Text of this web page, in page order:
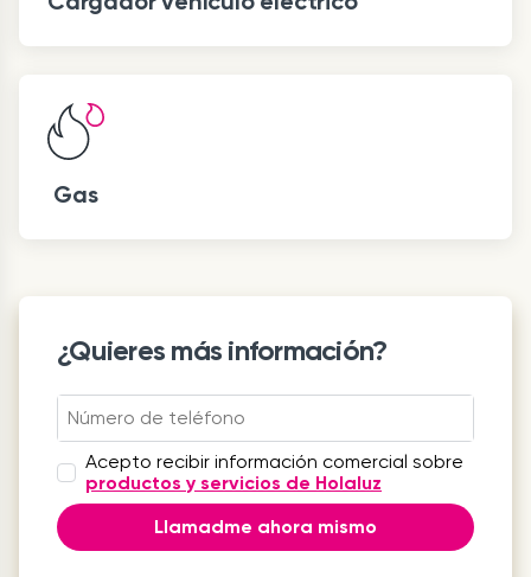
Gas
¿Quieres más información?
Acepto recibir información comercial sobre
productos y servicios de Holaluz
Llamadme ahora mismo